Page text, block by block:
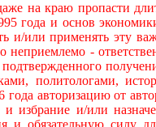
на краю пропасти
года и основ
и/или применять эту
-
политологами,
авторизацию от
избрание и/или
и обязательную силу